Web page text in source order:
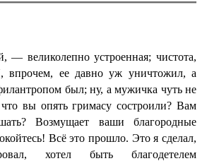
— великолепно устроенная; чистота,
впрочем, ее давно уж уничтожил, а
был; ну, а мужичка чуть не
вы опять гримасу состроили? Вам
Возмущает ваши благородные
Всё это прошло. Это я сделал,
хотел быть благодетелем